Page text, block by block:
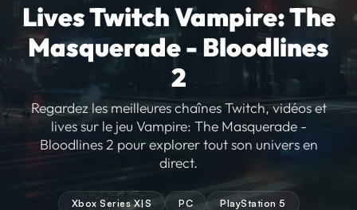
Lives Twitch Vampire: The
Masquerade - Bloodlines
2
Regardez les meilleures chaînes Twitch, vidéos et
lives sur le jeu Vampire: The Masquerade -
Bloodlines 2 pour explorer tout son univers en
direct.
Xbox Series X|S PC PlayStation 5